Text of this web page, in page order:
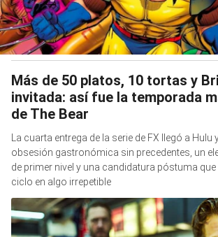
Más de 50 platos, 10 tortas y
invitada: así fue la temporada
de The Bear
La cuarta entrega de la serie de FX llegó a
obsesión gastronómica sin precedentes, un
de primer nivel y una candidatura póstuma
ciclo en algo irrepetible